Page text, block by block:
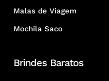
Malas de Viagem
Mochila Saco
Brindes Baratos